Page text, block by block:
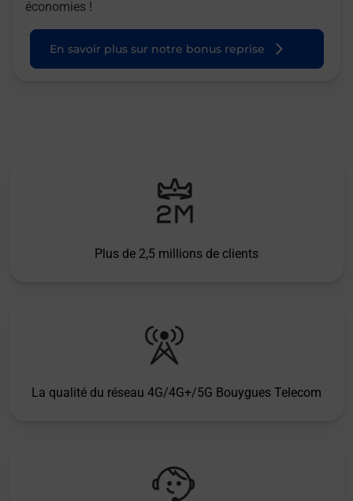
économies !
En savoir plus sur notre bonus reprise
Plus de 2,5 millions de clients
La qualité du réseau 4G/4G+/5G Bouygues Telecom